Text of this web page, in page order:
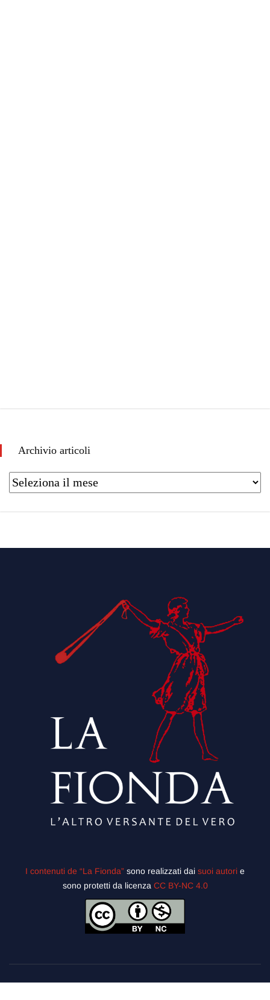
Archivio articoli
I contenuti de “La Fionda” sono realizzati dai suoi autori e
sono protetti da licenza CC BY-NC 4.0